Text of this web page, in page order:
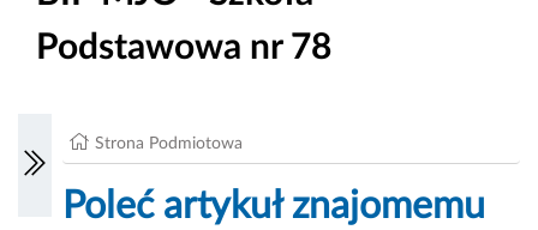
Podstawowa nr 78
Strona Podmiotowa
Poleć artykuł znajomemu